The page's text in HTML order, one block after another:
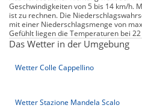
Geschwindigkeiten von 5 bis 14 km/h.
ist zu rechnen. Die
mit einer Niederschlagsmenge von
Gefühlt liegen die Temperaturen bei 22
Das Wetter in der Umgebung
Wetter Colle Cappellino
Wetter Stazione Mandela Scalo